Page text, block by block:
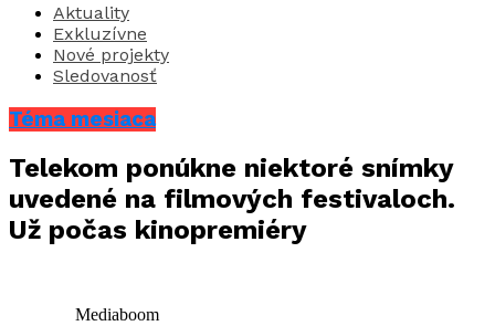
Aktuality
Exkluzívne
Nové projekty
Sledovanosť
Téma mesiaca
Telekom ponúkne niektoré snímky
uvedené na filmových festivaloch.
Už počas kinopremiéry
Mediaboom